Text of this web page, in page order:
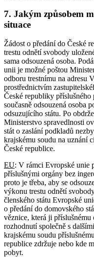
7. Jakým způsobem
situace
Žádost o předání do České
trestu odnětí svobody
sama odsouzená osoba.
unii je možné poštou
odboru trestnímu na adresu
prostřednictvím
České republiky
současně odsouzená osoba
odsuzujícího státu. Po
Ministerstvo spravedlnosti
stát o zaslání podkladů
krajskému soudu na uznání
České republice.
EU: V rámci Evropské unie
příslušnými orgány bez
proto je třeba, aby se
výkonu trestu odnětí
členského státu Evropské
o předání do domovského
věznice, která ji příslušnému
rozhodnutí společně s
krajskému soudu
republice zdržuje nebo kde
pobyt.